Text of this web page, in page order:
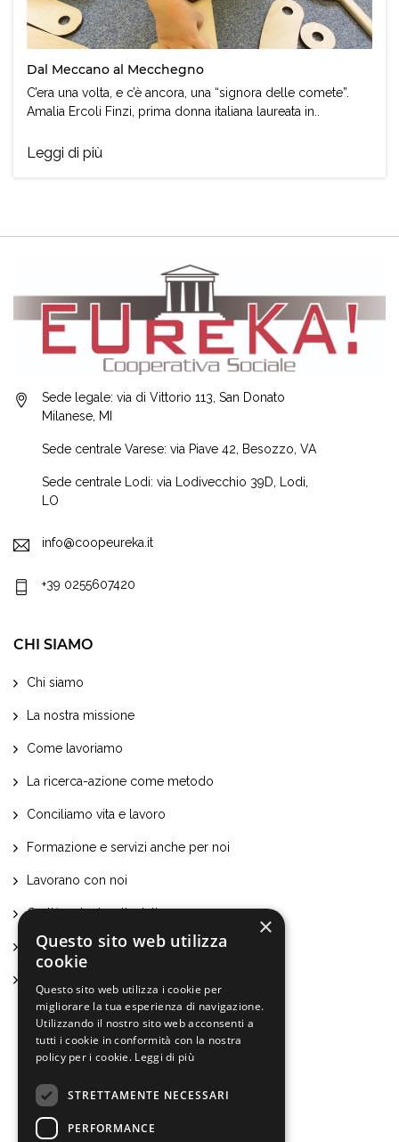
Dal Meccano al Mecchegno
C’era una volta, e c’è ancora, una “signora delle comete”.
Amalia Ercoli Finzi, prima donna italiana laureata in..
Leggi di più
Sede legale: via di Vittorio 113, San Donato
Milanese, MI
Sede centrale Varese: via Piave 42, Besozzo, VA
Sede centrale Lodi: via Lodivecchio 39D, Lodi,
LO
info@coopeureka.it
+39 0255607420
CHI SIAMO
Chi siamo
La nostra missione
Come lavoriamo
La ricerca-azione come metodo
Conciliamo vita e lavoro
Formazione e servizi anche per noi
Lavorano con noi
Certificazioni e attestati
Bilancio sociale ed economico
Bambini e ragazzi
Anziani
Disabilità e Fragilità
×
Questo sito web utilizza
cookie
Questo sito web utilizza i cookie per
migliorare la tua esperienza di navigazione.
Utilizzando il nostro sito web acconsenti a
tutti i cookie in conformità con la nostra
policy per i cookie. Leggi di più
STRETTAMENTE NECESSARI
PERFORMANCE